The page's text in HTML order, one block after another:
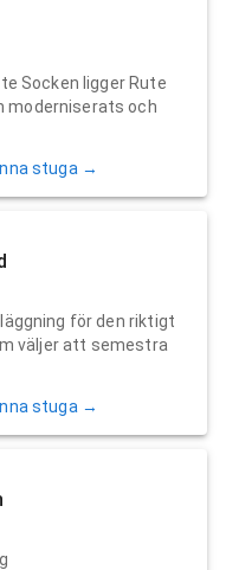
Socken ligger Rute
moderniserats och
stuga →
för den riktigt
väljer att semestra
stuga →